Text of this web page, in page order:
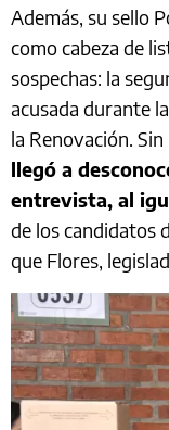
Además, su sello
como cabeza de
sospechas: la
acusada durante
la Renovación.
llegó a
entrevista, al
de los candidatos
que Flores,